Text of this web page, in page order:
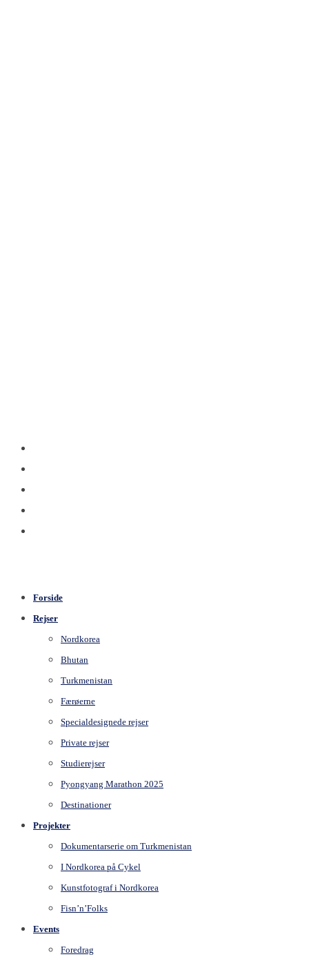
Forside
Rejser
Nordkorea
Bhutan
Turkmenistan
Færøerne
Specialdesignede rejser
Private rejser
Studierejser
Pyongyang Marathon 2025
Destinationer
Projekter
Dokumentarserie om Turkmenistan
I Nordkorea på Cykel
Kunstfotograf i Nordkorea
Fisn’n’Folks
Events
Foredrag